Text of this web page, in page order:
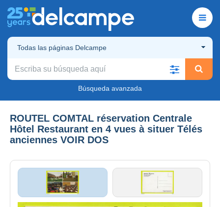
Todas las páginas Delcampe
Búsqueda avanzada
ROUTEL COMTAL réservation Centrale
Hôtel Restaurant en 4 vues à situer Télés
anciennes VOIR DOS